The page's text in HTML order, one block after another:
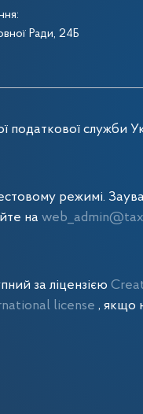
Ради, 24Б
податкової служби
режимі.
на
за ліцензією
license , якщо